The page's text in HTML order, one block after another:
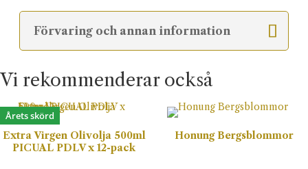
priset
var:
199kr.
priset
är:
99kr.
Förvaring och annan information
Vi rekommenderar också
Årets skörd
Extra Virgen Olivolja 500ml
PICUAL PDLV x 12-pack
Honung Bergsblommor